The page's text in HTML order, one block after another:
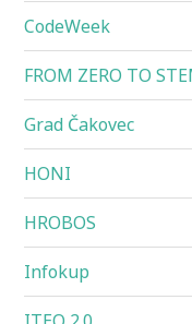
CodeWeek
FROM ZERO TO
Grad Čakovec
HONI
HROBOS
Infokup